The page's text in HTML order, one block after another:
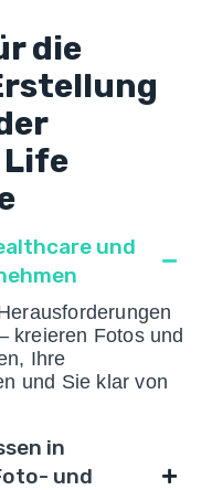
die
und
kreieren Fotos und
Ihre
und Sie klar von
in
und